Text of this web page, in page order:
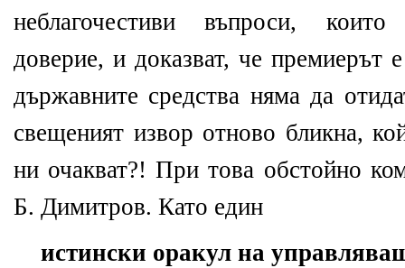
неблагочестиви въпроси,
доверие, и доказват, че премиерът
държавните средства няма да
свещеният извор отново бликна,
ни очакват?! При това обстойно
Б. Димитров. Като един
истински оракул на